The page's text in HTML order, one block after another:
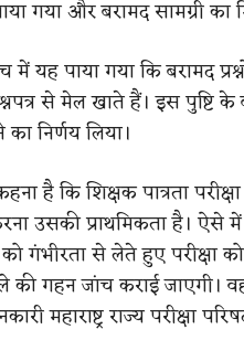
गया और बरामद सामग्री का
में यह पाया गया कि बरामद
से मेल खाते हैं। इस पुष्टि के
निर्णय लिया।
है कि शिक्षक पात्रता
उसकी प्राथमिकता है। ऐसे
गंभीरता से लेते हुए परीक्षा
गहन जांच कराई जाएगी।
महाराष्ट्र राज्य परीक्षा